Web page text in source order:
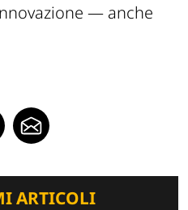
— anche
ARTICOLI